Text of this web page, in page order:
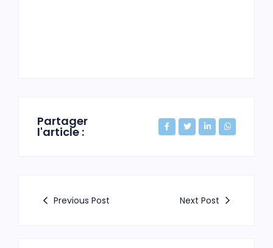
Partager
l'article :
Previous Post Next Post